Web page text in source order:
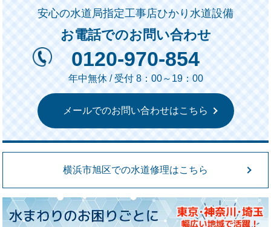
安心の水道局指定工事店ひかり水道設備
お電話でのお問い合わせ
0120-970-854
年中無休 / 受付 8：00～19：00
メールでのお問い合わせはこちら
横浜市旭区での水道修理はこちら